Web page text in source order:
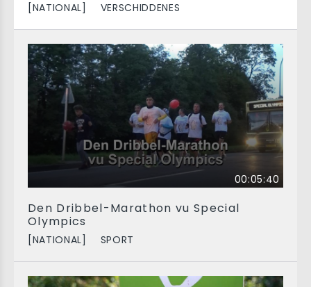
[NATIONAL] VERSCHIDDENES
00:05:40
Den Dribbel-Marathon vu Special
Olympics
[NATIONAL] SPORT